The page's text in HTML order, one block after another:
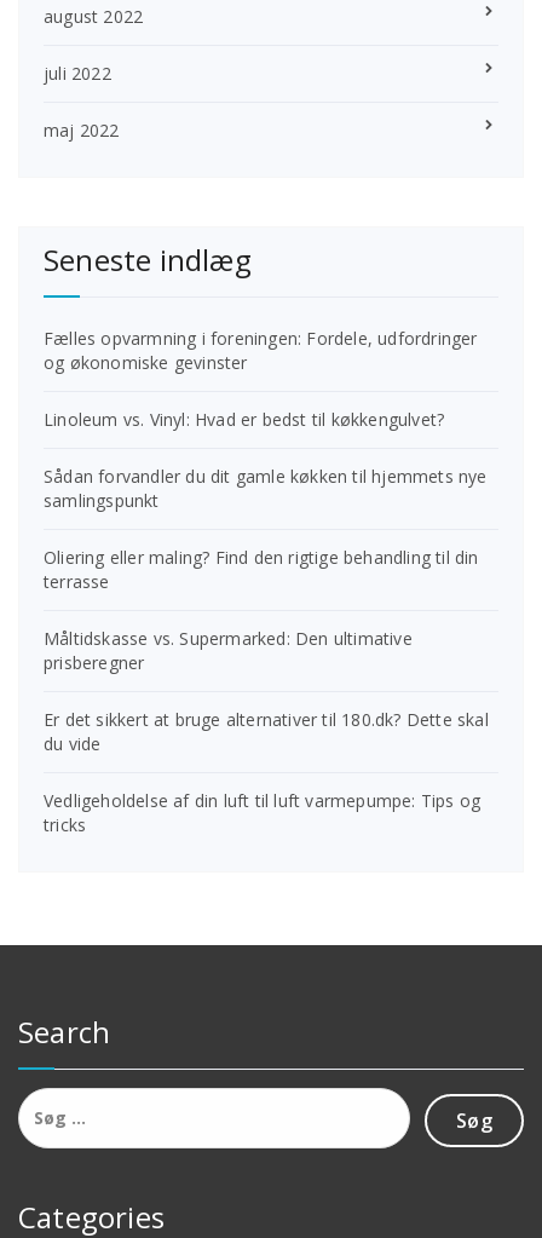
august 2022
juli 2022
maj 2022
Seneste indlæg
Fælles opvarmning i foreningen: Fordele, udfordringer
og økonomiske gevinster
Linoleum vs. Vinyl: Hvad er bedst til køkkengulvet?
Sådan forvandler du dit gamle køkken til hjemmets nye
samlingspunkt
Oliering eller maling? Find den rigtige behandling til din
terrasse
Måltidskasse vs. Supermarked: Den ultimative
prisberegner
Er det sikkert at bruge alternativer til 180.dk? Dette skal
du vide
Vedligeholdelse af din luft til luft varmepumpe: Tips og
tricks
Search
Søg
efter:
Categories